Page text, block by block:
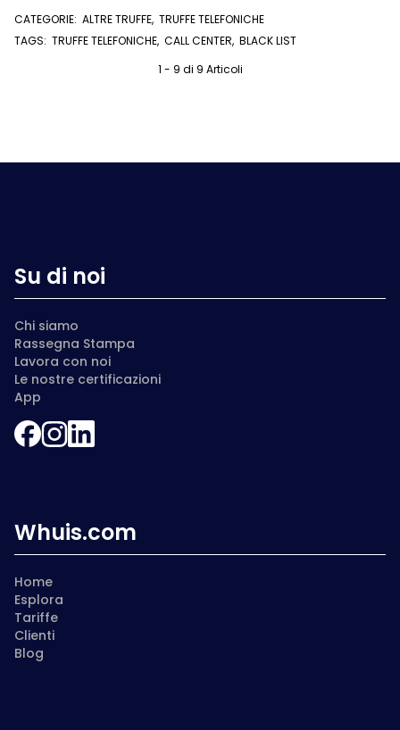
CATEGORIE: ALTRE TRUFFE, TRUFFE TELEFONICHE
TAGS: TRUFFE TELEFONICHE, CALL CENTER, BLACK LIST
1 - 9 di 9 Articoli
Su di noi
Chi siamo
Rassegna Stampa
Lavora con noi
Le nostre certificazioni
App
Whuis.com
Home
Esplora
Tariffe
Clienti
Blog